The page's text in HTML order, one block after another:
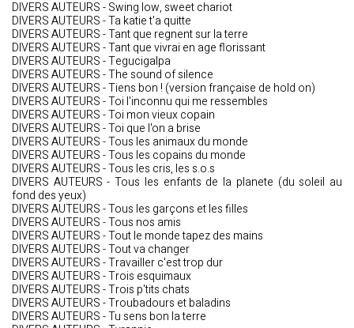
DIVERS AUTEURS - Swing low, sweet chariot
DIVERS AUTEURS - Ta katie t'a quitte
DIVERS AUTEURS - Tant que regnent sur la terre
DIVERS AUTEURS - Tant que vivrai en age florissant
DIVERS AUTEURS - Tegucigalpa
DIVERS AUTEURS - The sound of silence
DIVERS AUTEURS - Tiens bon ! (version française de hold on)
DIVERS AUTEURS - Toi l'inconnu qui me ressembles
DIVERS AUTEURS - Toi mon vieux copain
DIVERS AUTEURS - Toi que l'on a brise
DIVERS AUTEURS - Tous les animaux du monde
DIVERS AUTEURS - Tous les copains du monde
DIVERS AUTEURS - Tous les cris, les s.o.s
DIVERS AUTEURS - Tous les enfants de la planete (du soleil au
fond des yeux)
DIVERS AUTEURS - Tous les garçons et les filles
DIVERS AUTEURS - Tous nos amis
DIVERS AUTEURS - Tout le monde tapez des mains
DIVERS AUTEURS - Tout va changer
DIVERS AUTEURS - Travailler c'est trop dur
DIVERS AUTEURS - Trois esquimaux
DIVERS AUTEURS - Trois p'tits chats
DIVERS AUTEURS - Troubadours et baladins
DIVERS AUTEURS - Tu sens bon la terre